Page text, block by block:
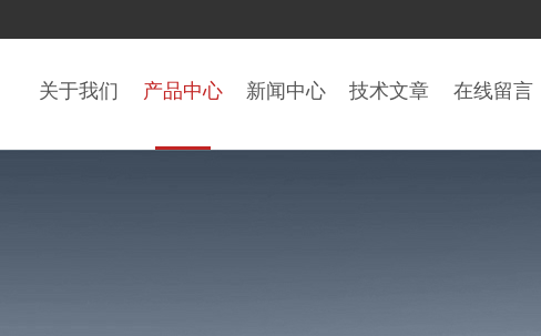
关于我们 产品中心 新闻中心 技术文章 在线留言